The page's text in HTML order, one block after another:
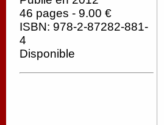
46 pages - 9.00 €
ISBN: 978-2-87282-881-
4
Disponible